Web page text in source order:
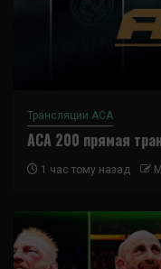
Трансляции ACA
ACA 200 прямая
1 час тому назад